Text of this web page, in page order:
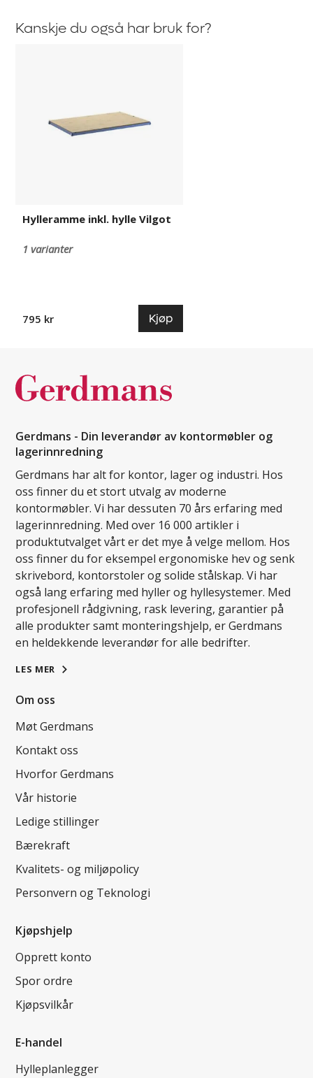
Kanskje du også har bruk for?
Hylleramme inkl. hylle Vilgot
1 varianter
795 kr Kjøp
Gerdmans - Din leverandør av kontormøbler og
lagerinnredning
Gerdmans har alt for kontor, lager og industri. Hos
oss finner du et stort utvalg av moderne
kontormøbler. Vi har dessuten 70 års erfaring med
lagerinnredning. Med over 16 000 artikler i
produktutvalget vårt er det mye å velge mellom. Hos
oss finner du for eksempel ergonomiske hev og senk
skrivebord, kontorstoler og solide stålskap. Vi har
også lang erfaring med hyller og hyllesystemer. Med
profesjonell rådgivning, rask levering, garantier på
alle produkter samt monteringshjelp, er Gerdmans
en heldekkende leverandør for alle bedrifter.
LES MER
Om oss
Møt Gerdmans
Kontakt oss
Hvorfor Gerdmans
Vår historie
Ledige stillinger
Bærekraft
Kvalitets- og miljøpolicy
Personvern og Teknologi
Kjøpshjelp
Opprett konto
Spor ordre
Kjøpsvilkår
E-handel
Hylleplanlegger